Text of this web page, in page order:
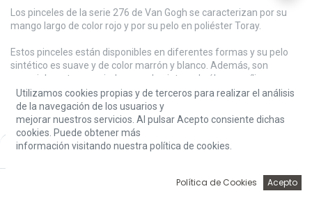
Price:
Add to Cart
Los pinceles de la serie 276 de Van Gogh se caracterizan por su
mango largo de color rojo y por su pelo en poliéster Toray.
Estos pinceles están disponibles en diferentes formas y su pelo
sintético es suave y de color marrón y blanco. Además, son
especialmente apropiados para la pintura de óleo y acrílico.
Forma: redondo.
Mango: largo.
Número: 04.
Utilizamos cookies propias y de terceros para realizar el análisis
de la navegación de los usuarios y
mejorar nuestros servicios. Al pulsar Acepto consiente dichas
cookies. Puede obtener más
información visitando nuestra política de cookies.
Política de Cookies Acepto